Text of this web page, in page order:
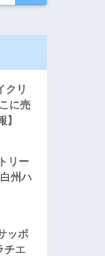
クリ
に売
リー
州ハ
ッポ
チエ